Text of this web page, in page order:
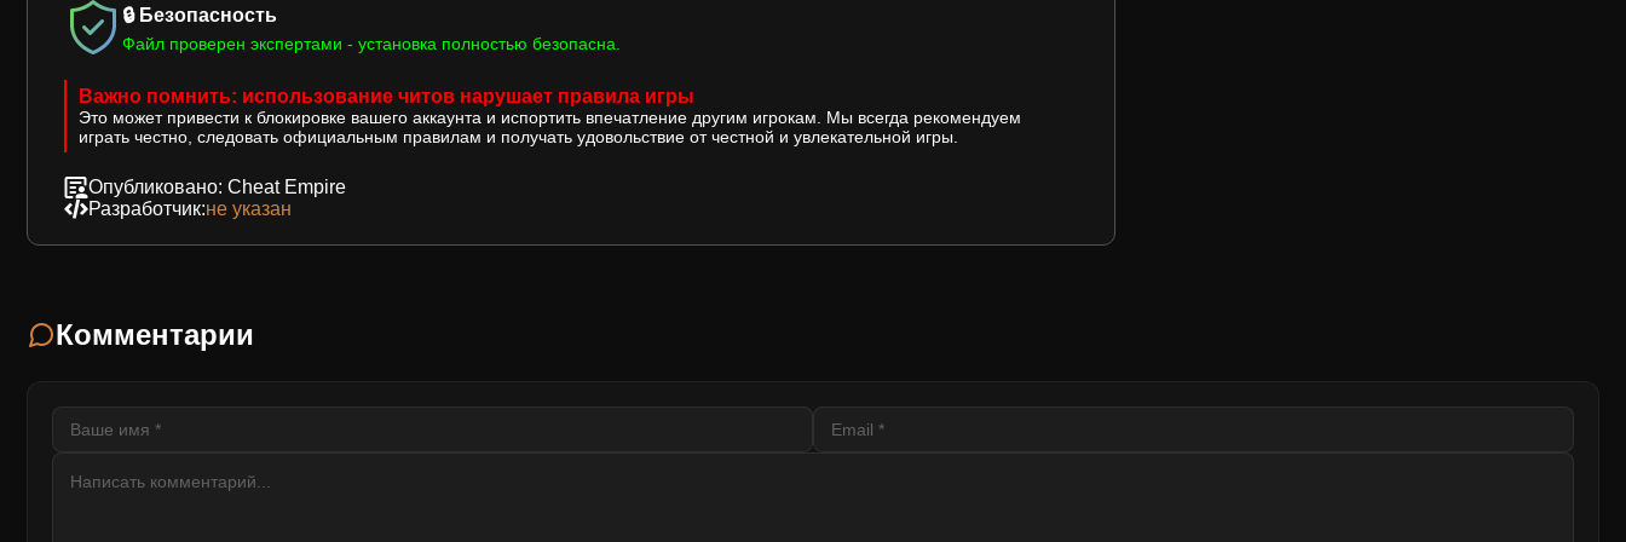
🔒 Безопасность
Файл проверен экспертами - установка полностью безопасна.
Важно помнить: использование читов нарушает правила игры
Это может привести к блокировке вашего аккаунта и испортить впечатление другим игрокам. Мы всегда рекомендуем
играть честно, следовать официальным правилам и получать удовольствие от честной и увлекательной игры.
Опубликовано: Cheat Empire
Разработчик:не указан
Комментарии